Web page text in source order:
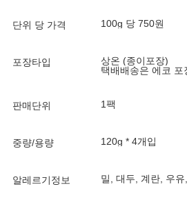
단위 당 가격 100g 당 750원
포장타입
상온 (종이포장)
택배배송은 에코 포
판매단위 1팩
중량/용량 120g * 4개입
알레르기정보 밀, 대두, 계란, 우